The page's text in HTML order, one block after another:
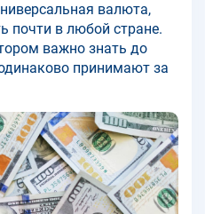
валюта,
почти в любой стране.
важно знать до
принимают за